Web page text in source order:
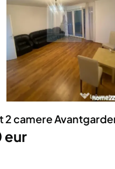
companie
si Vehicule
si industriale
accesorii
2 camere
eur